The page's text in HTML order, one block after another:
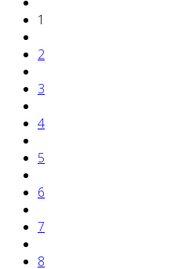
1
2
3
4
5
6
7
8